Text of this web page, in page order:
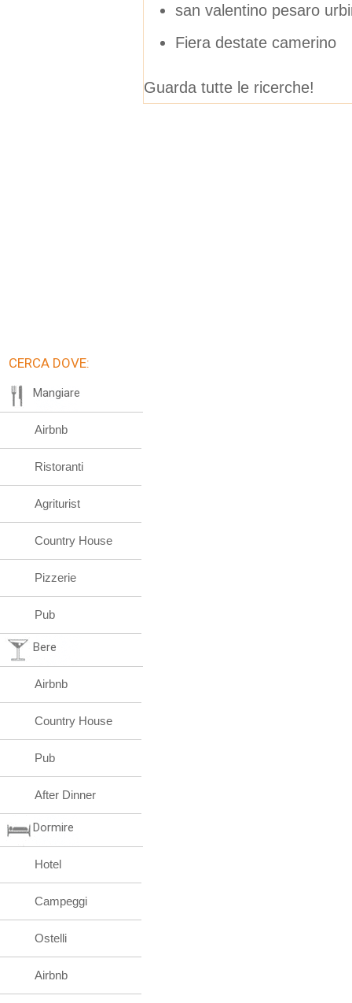
san valentino pesaro
Fiera destate camerino
Guarda tutte le ricerche!
CERCA DOVE:
Mangiare
Airbnb
Ristoranti
Agriturist
Country House
Pizzerie
Pub
Bere
Airbnb
Country House
Pub
After Dinner
Dormire
Hotel
Campeggi
Ostelli
Airbnb